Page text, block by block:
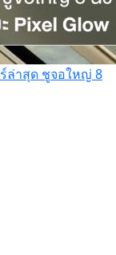
ร์ล่าสุด ชูจอใหญ่ 8